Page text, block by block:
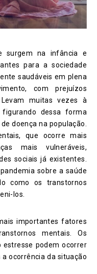
surgem na infância e
para a sociedade
saudáveis em plena
com prejuízos
muitas vezes à
dessa forma
doença na população.
que ocorre mais
mais vulneráveis,
sociais já existentes.
sobre a saúde
como os transtornos
los.
importantes fatores
mentais. Os
podem ocorrer
ocorrência da situação